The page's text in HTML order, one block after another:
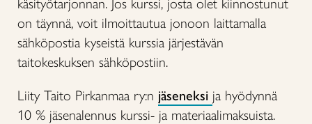
käsityötarjonnan. Jos kurssi, josta olet kiinnostunut
on täynnä, voit ilmoittautua jonoon laittamalla
sähköpostia kyseistä kurssia järjestävän
taitokeskuksen sähköpostiin.
Liity Taito Pirkanmaa ry:n jäseneksi ja hyödynnä
10 % jäsenalennus kurssi- ja materiaalimaksuista.